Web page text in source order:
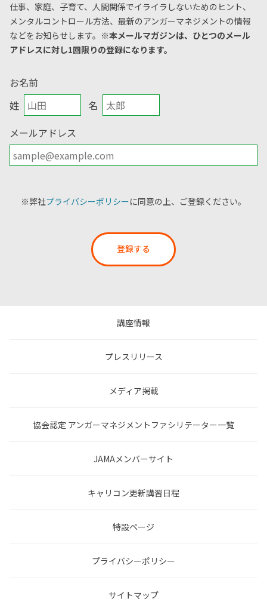
仕事、家庭、子育て、人間関係でイライラしないためのヒント、
メンタルコントロール方法、 最新のアンガーマネジメントの情報
などをお知らせします。 ※本メールマガジンは、ひとつのメール
アドレスに対し1回限りの登録になります。
お名前
姓
名
メールアドレス
※弊社プライバシーポリシーに同意の上、ご登録ください。
登録する
講座情報
プレスリリース
メディア掲載
協会認定 アンガーマネジメントファシリテーター一覧
JAMAメンバーサイト
キャリコン更新講習日程
特設ページ
プライバシーポリシー
サイトマップ